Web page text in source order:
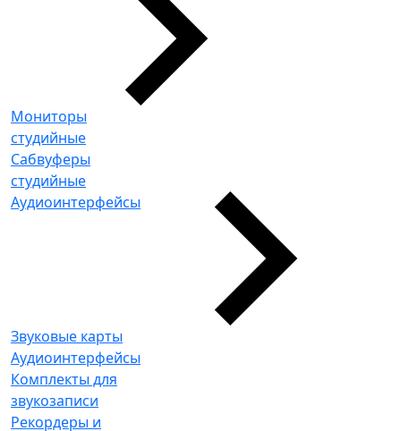
Мониторы
студийные
Сабвуферы
студийные
Аудиоинтерфейсы
Звуковые карты
Аудиоинтерфейсы
Комплекты для
звукозаписи
Рекордеры и